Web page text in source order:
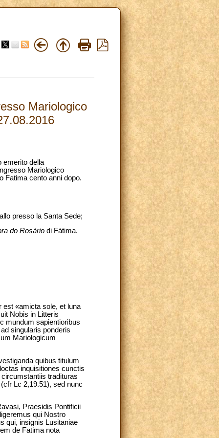
Mariologico
emerito della
Mariologico
Fatima cento anni dopo.
presso la Santa Sede;
do Rosário di Fátima.
est «amicta sole, et luna
Nobis in Litteris
mundum sapientioribus
singularis ponderis
Mariologicum
quibus titulum
inquisitiones cunctis
tradituras
Lc 2,19.51), sed nunc
Praesidis Pontificii
qui Nostro
qui, insignis Lusitaniae
de Fatima nota